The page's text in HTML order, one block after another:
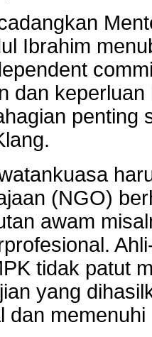
Ibrahim
dan
penting
(NGO)
awam
tidak patut
yang
dan